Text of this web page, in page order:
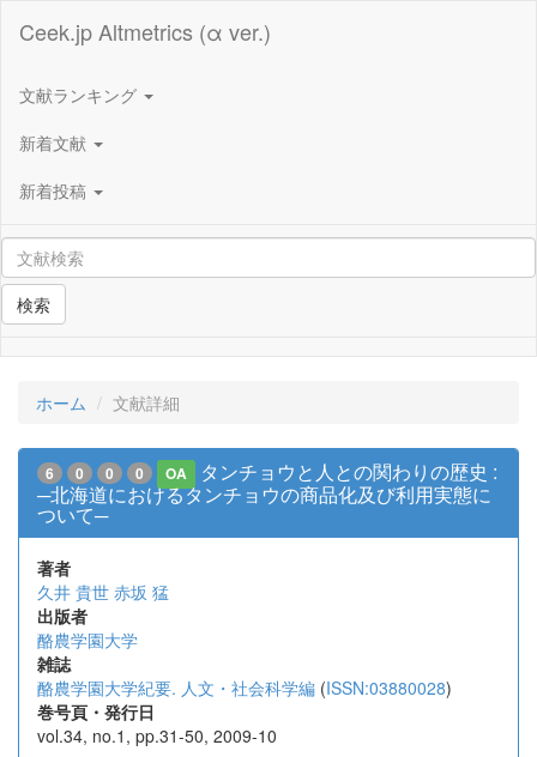
Ceek.jp Altmetrics (α ver.)
文献ランキング
新着文献
新着投稿
検索
ホーム 文献詳細
6 0 0 0 OA
タンチョウと人との関わりの歴史 :
─北海道におけるタンチョウの商品化及び利用実態に
ついて─
著者
久井 貴世 赤坂 猛
出版者
酪農学園大学
雑誌
酪農学園大学紀要. 人文・社会科学編 (ISSN:03880028)
巻号頁・発行日
vol.34, no.1, pp.31-50, 2009-10